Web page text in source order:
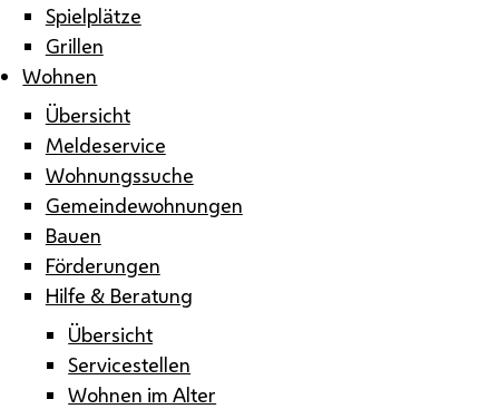
Spielplätze
Grillen
Wohnen
Übersicht
Meldeservice
Wohnungssuche
Gemeindewohnungen
Bauen
Förderungen
Hilfe & Beratung
Übersicht
Servicestellen
Wohnen im Alter